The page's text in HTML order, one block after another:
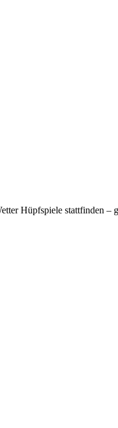
Hüpfspiele stattfinden –